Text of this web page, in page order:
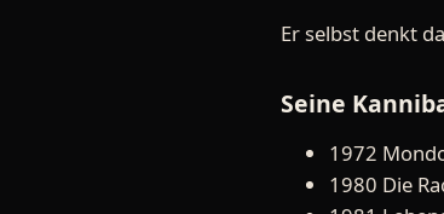
Er selbst denkt
Seine
1972
1980 Die